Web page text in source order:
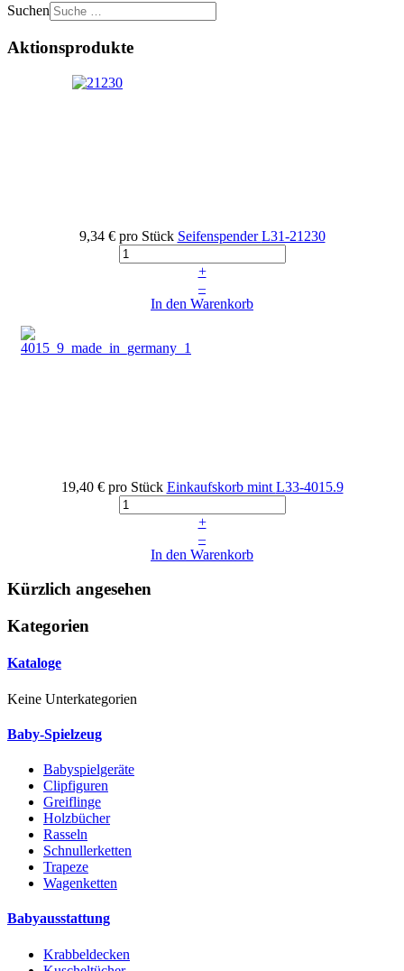
Suchen
Aktionsprodukte
9,34 € pro Stück SeifenspenderL31-21230
+
–
In den Warenkorb
19,40 € pro Stück Einkaufskorb mint L33-4015.9
+
–
In den Warenkorb
Kürzlich angesehen
Kategorien
Kataloge
Keine Unterkategorien
Baby-Spielzeug
Babyspielgeräte
Clipfiguren
Greiflinge
Holzbücher
Rasseln
Schnullerketten
Trapeze
Wagenketten
Babyausstattung
Krabbeldecken